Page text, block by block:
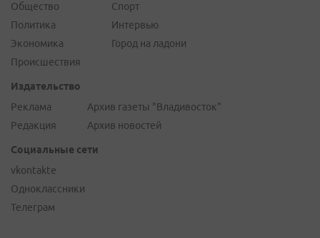
Общество
Политика
Экономика
Происшествия
Спорт
Интервью
Город на ладони
Издательство
Реклама
Редакция
Архив газеты "Владивосток"
Архив новостей
Социальные сети
vkontakte
Одноклассники
Телеграм